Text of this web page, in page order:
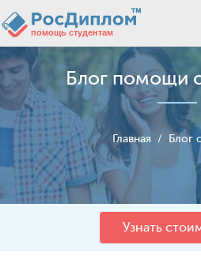
Блог помощи
Главная / Блог
Узнать